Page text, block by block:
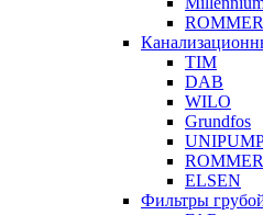
ROMMER
TIM
DAB
WILO
Grundfos
ROMMER
ELSEN
Фильтры